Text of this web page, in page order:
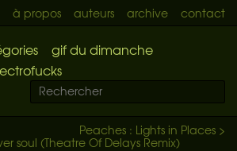
à propos auteurs archive contact
gif du dimanche
Peaches : Lights in Places >
soul (Theatre Of Delays Remix)